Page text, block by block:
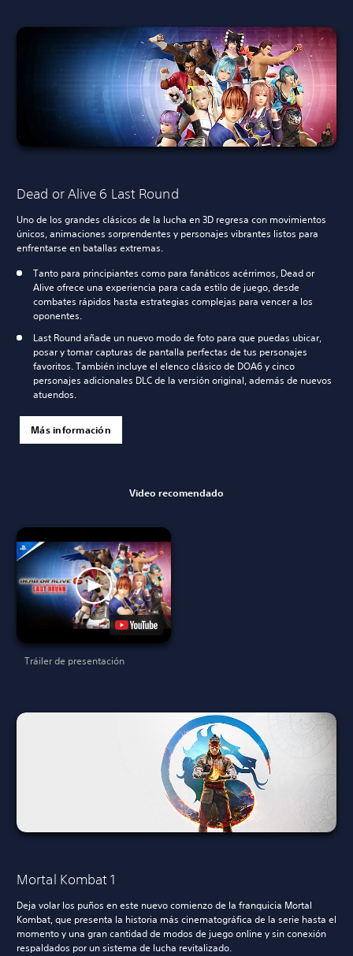
Dead or Alive 6 Last Round
Uno de los grandes clásicos de la lucha en 3D regresa con movimientos
únicos, animaciones sorprendentes y personajes vibrantes listos para
enfrentarse en batallas extremas.
Tanto para principiantes como para fanáticos acérrimos, Dead or
Alive ofrece una experiencia para cada estilo de juego, desde
combates rápidos hasta estrategias complejas para vencer a los
oponentes.
Last Round añade un nuevo modo de foto para que puedas ubicar,
posar y tomar capturas de pantalla perfectas de tus personajes
favoritos. También incluye el elenco clásico de DOA6 y cinco
personajes adicionales DLC de la versión original, además de nuevos
atuendos.
Más información
Video recomendado
Tráiler de presentación
Mortal Kombat 1
Deja volar los puños en este nuevo comienzo de la franquicia Mortal
Kombat, que presenta la historia más cinematográfica de la serie hasta el
momento y una gran cantidad de modos de juego online y sin conexión
respaldados por un sistema de lucha revitalizado.